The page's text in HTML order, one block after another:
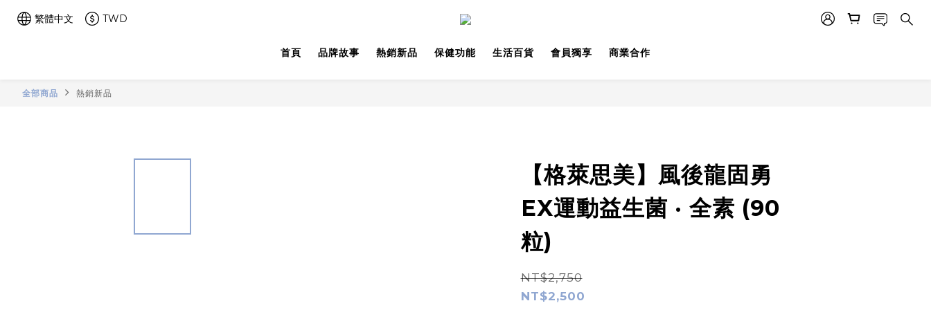
繁體中文 TWD
首頁 品牌故事 熱銷新品 保健功能 生活百貨 會員獨享 商業合作
全部商品 熱銷新品
【格萊思美】風後龍固勇
EX運動益生菌 · 全素 (90
粒)
NT$2,750
NT$2,500